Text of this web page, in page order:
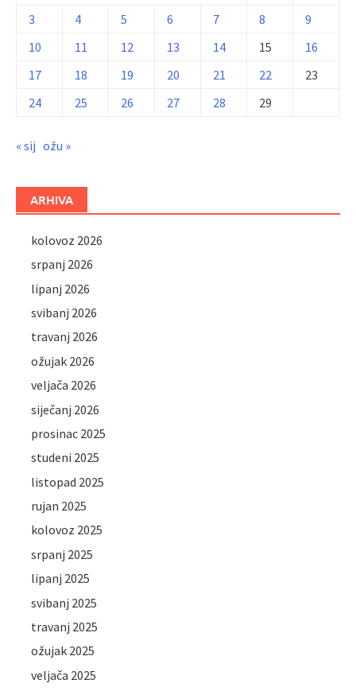
3
4 5 6 7 8
9
10
11 12 13 14 15
16
17
18 19 20 21 22
23
24
25 26 27 28 29
« sij ožu »
ARHIVA
kolovoz 2026
srpanj 2026
lipanj 2026
svibanj 2026
travanj 2026
ožujak 2026
veljača 2026
siječanj 2026
prosinac 2025
studeni 2025
listopad 2025
rujan 2025
kolovoz 2025
srpanj 2025
lipanj 2025
svibanj 2025
travanj 2025
ožujak 2025
veljača 2025